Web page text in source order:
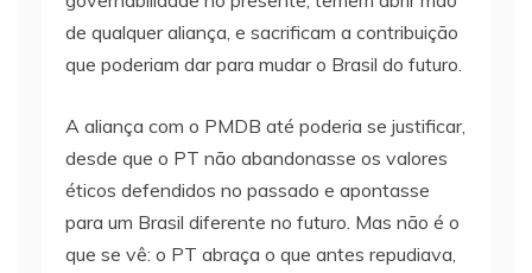
de qualquer aliança, e sacrificam a contribuição
que poderiam dar para mudar o Brasil do futuro.
A aliança com o PMDB até poderia se justificar,
desde que o PT não abandonasse os valores
éticos defendidos no passado e apontasse
para um Brasil diferente no futuro. Mas não é o
que se vê: o PT abraça o que antes repudiava,